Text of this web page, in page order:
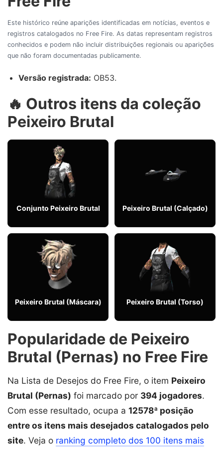
Este histórico reúne aparições identificadas em notícias, eventos e
registros catalogados no Free Fire. As datas representam registros
conhecidos e podem não incluir distribuições regionais ou aparições
que não foram documentadas publicamente.
Versão registrada: OB53.
🔥 Outros itens da coleção
Peixeiro Brutal
Conjunto Peixeiro Brutal Peixeiro Brutal (Calçado)
Peixeiro Brutal (Máscara) Peixeiro Brutal (Torso)
Popularidade de Peixeiro
Brutal (Pernas) no Free Fire
Na Lista de Desejos do Free Fire, o item Peixeiro
Brutal (Pernas) foi marcado por 394 jogadores.
Com esse resultado, ocupa a 12578ª posição
entre os itens mais desejados catalogados pelo
site. Veja o ranking completo dos 100 itens mais